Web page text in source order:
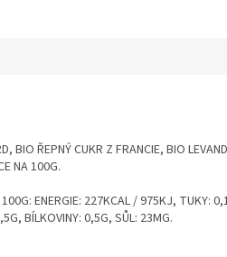
BIO ŘEPNÝ CUKR Z FRANCIE, BIO
NA 100G.
ENERGIE: 227KCAL / 975KJ, TUKY:
BÍLKOVINY: 0,5G, SŮL: 23MG.